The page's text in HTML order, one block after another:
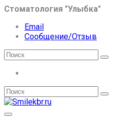
Стоматология "Улыбка"
Email
Сообщение/Отзыв